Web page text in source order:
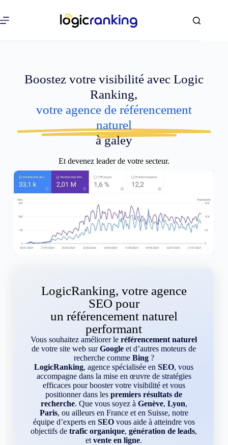
Boostez votre visibilité avec Logic
Ranking,
votre agence de référencement
naturel
à galey
Et devenez leader de votre secteur.
LogicRanking, votre agence
SEO pour
un référencement naturel
performant
Vous souhaitez améliorer leréférencement naturel
de votre site web surGoogle et d’autres moteurs de
recherche comme Bing?
LogicRanking, agence spécialisée enSEO, vous
accompagne dans la mise en œuvre de stratégies
efficaces pour booster votre visibilité et vous
positionner dans lespremiers résultats de
recherche. Que vous soyez à Genève, Lyon,
Paris, ou ailleurs en France et en Suisse, notre
équipe d’experts en SEOvous aide à atteindre vos
objectifs detrafic organique,génération de leads,
etvente en ligne.